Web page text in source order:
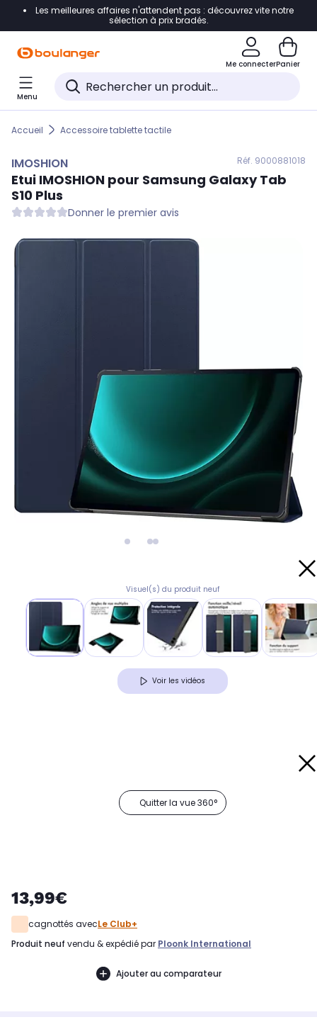
Accéder directement à la navigation
Accéder directement au pied de page
Accéder directement au chatbot
Les meilleures affaires n'attendent pas : découvrez vite notre
sélection à prix bradés.
Me connecterPanier
Menu
Accueil Accessoire tablette tactile
IMOSHION Réf. 9000881018
Etui IMOSHION pour Samsung Galaxy Tab
S10 Plus
Donner le premier avis
Visuel(s) du produit neuf
Voir les vidéos
Quitter la vue 360°
13,99€
cagnottés avecLe Club+
produit neuf vendu & expédié par Ploonk International
Ajouter au comparateur